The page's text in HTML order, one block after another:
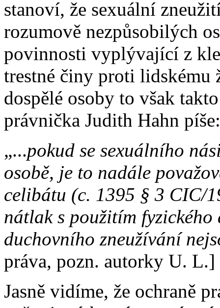
stanoví, že sexuální
rozumově nezpůsobilých
povinnosti vyplývající z
trestné činy proti
dospělé osoby to však
právnička Judith Hahn píše:
„...pokud se sexuálního
osobě, je to nadále
celibátu (c. 1395 § 3 CIC/
nátlak s použitím
duchovního zneužívání
práva, pozn. autorky U. L.]
Jasně vidíme, že ochraně